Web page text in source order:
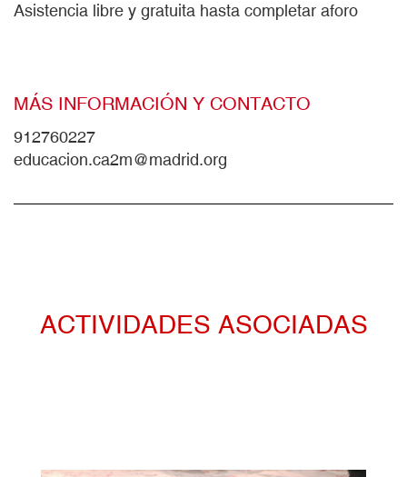
Asistencia libre y gratuita hasta completar aforo
MÁS INFORMACIÓN Y CONTACTO
912760227
educacion.ca2m@madrid.org
ACTIVIDADES ASOCIADAS